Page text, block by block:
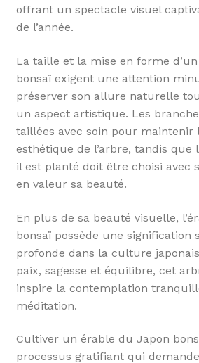
offrant un spectacle visuel
de l’année.
La taille et la mise en forme
bonsaï exigent une attention
préserver son allure naturelle
un aspect artistique. Les
taillées avec soin pour maintenir
esthétique de l’arbre, tandis que
il est planté doit être choisi avec
en valeur sa beauté.
En plus de sa beauté visuelle,
bonsaï possède une signification
profonde dans la culture
paix, sagesse et équilibre, cet
inspire la contemplation
méditation.
Cultiver un érable du Japon
processus gratifiant qui